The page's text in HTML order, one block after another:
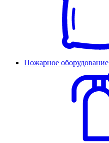
Пожарное оборудование